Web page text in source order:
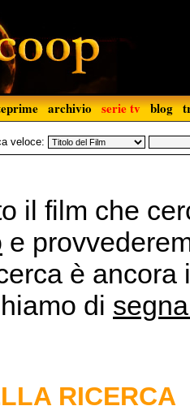
archivio serie tv blog
veloce:
il film che
e
è
di
RICERCA